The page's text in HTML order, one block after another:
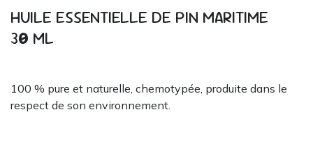
HUILE ESSENTIELLE DE PIN MARITIME
30 ML
100 % pure et naturelle, chemotypée, produite dans le
respect de son environnement.